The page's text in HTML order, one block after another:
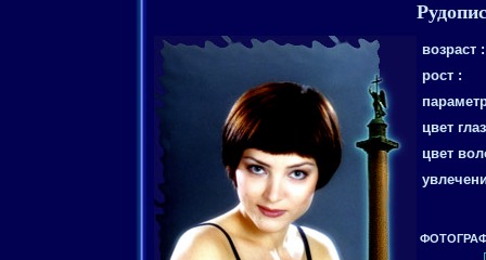
возраст :
рост :
цвет
цвет